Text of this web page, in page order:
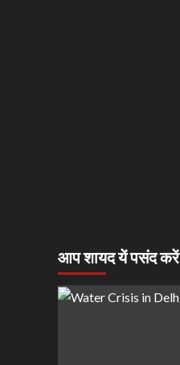
आप शायद यें पसंद करें